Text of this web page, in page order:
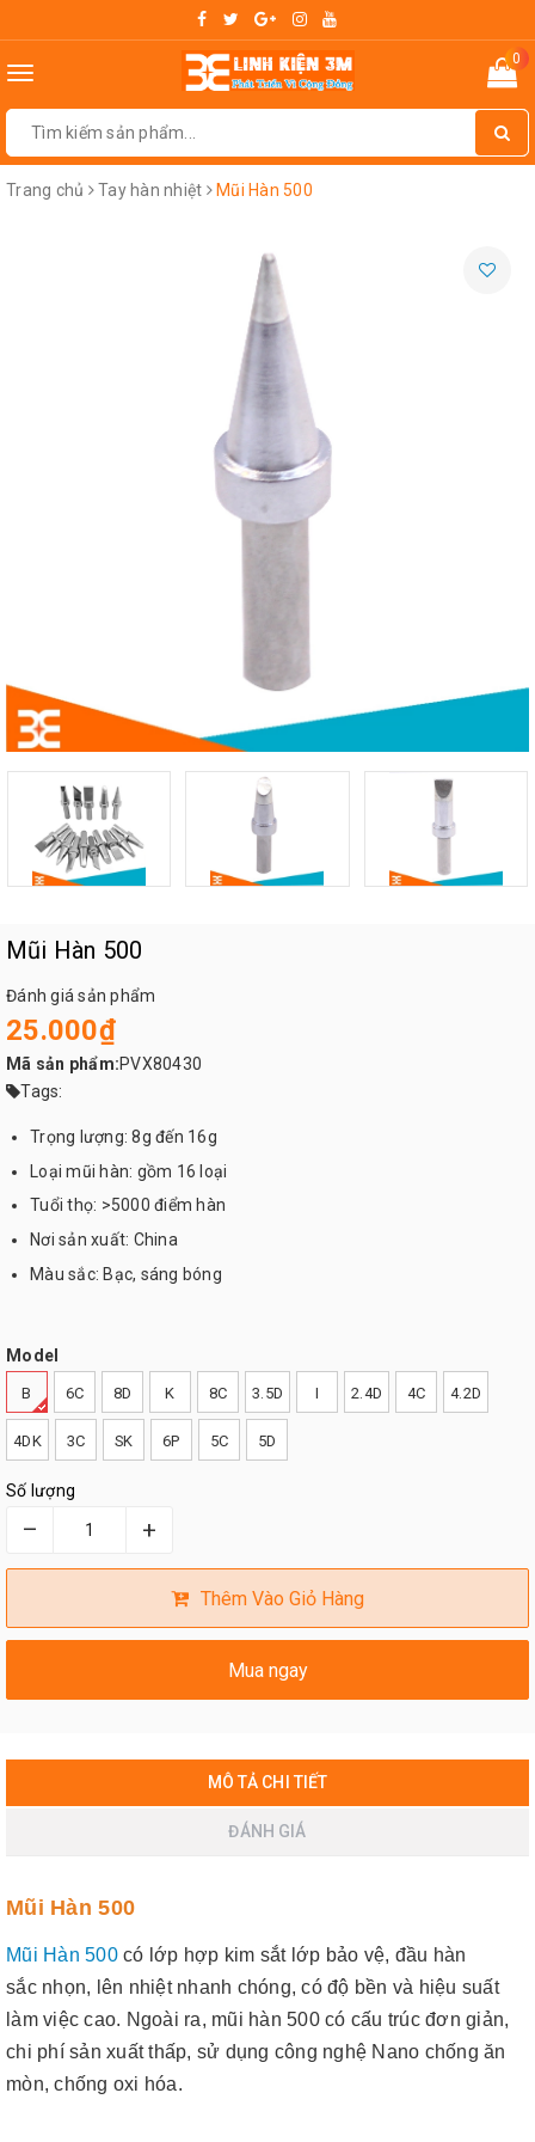
Toggle
0
Trang chủ Tay hàn nhiệt Mũi Hàn 500
Mũi Hàn 500
Đánh giá sản phẩm
25.000₫
Mã sản phẩm:PVX80430
Tags:
Trọng lượng: 8g đến 16g
Loại mũi hàn: gồm 16 loại
Tuổi thọ: >5000 điểm hàn
Nơi sản xuất: China
Màu sắc: Bạc, sáng bóng
Model
B 6C 8D K 8C 3.5D I 2.4D 4C 4.2D
4DK 3C SK 6P 5C 5D
Số lượng
– +
Thêm Vào Giỏ Hàng
Mua ngay
MÔ TẢ CHI TIẾT
ĐÁNH GIÁ
Mũi Hàn 500
Mũi Hàn 500có lớp hợp kim sắt lớp bảo vệ, đầu hàn
sắc nhọn, lên nhiệt nhanh chóng, có độ bền và hiệu suất
làm việc cao. Ngoài ra, mũi hàn 500 có cấu trúc đơn giản,
chi phí sản xuất thấp, sử dụng công nghệ Nano chống ăn
mòn, chống oxi hóa.